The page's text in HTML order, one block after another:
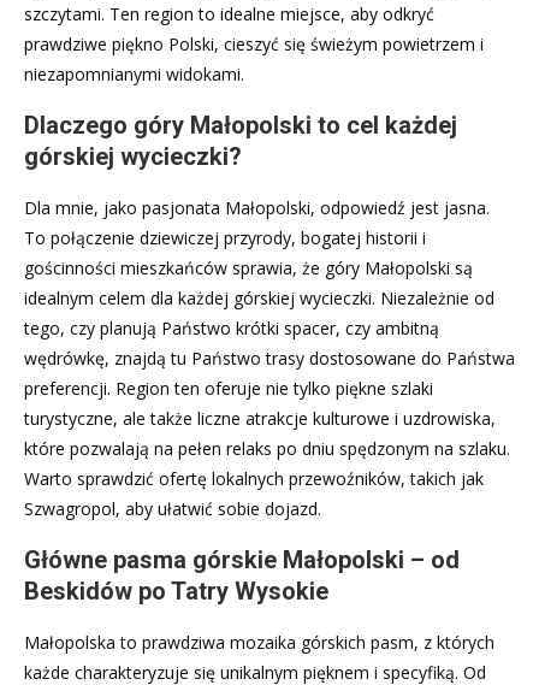
szczytami. Ten region to idealne miejsce, aby odkryć
prawdziwe piękno Polski, cieszyć się świeżym powietrzem i
niezapomnianymi widokami.
Dlaczego góry Małopolski to cel każdej
górskiej wycieczki?
Dla mnie, jako pasjonata Małopolski, odpowiedź jest jasna.
To połączenie dziewiczej przyrody, bogatej historii i
gościnności mieszkańców sprawia, że góry Małopolski są
idealnym celem dla każdej górskiej wycieczki. Niezależnie od
tego, czy planują Państwo krótki spacer, czy ambitną
wędrówkę, znajdą tu Państwo trasy dostosowane do Państwa
preferencji. Region ten oferuje nie tylko piękne szlaki
turystyczne, ale także liczne atrakcje kulturowe i uzdrowiska,
które pozwalają na pełen relaks po dniu spędzonym na szlaku.
Warto sprawdzić ofertę lokalnych przewoźników, takich jak
Szwagropol, aby ułatwić sobie dojazd.
Główne pasma górskie Małopolski – od
Beskidów po Tatry Wysokie
Małopolska to prawdziwa mozaika górskich pasm, z których
każde charakteryzuje się unikalnym pięknem i specyfiką. Od